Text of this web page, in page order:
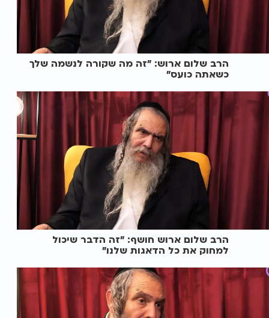
הרב שלום ארוש: "זה מה שקורה לנשמה שלך
כשאתה כועס"
הרב שלום ארוש חושף: "זה הדבר שיכול
למחוק את כל הדאגות שלנו"